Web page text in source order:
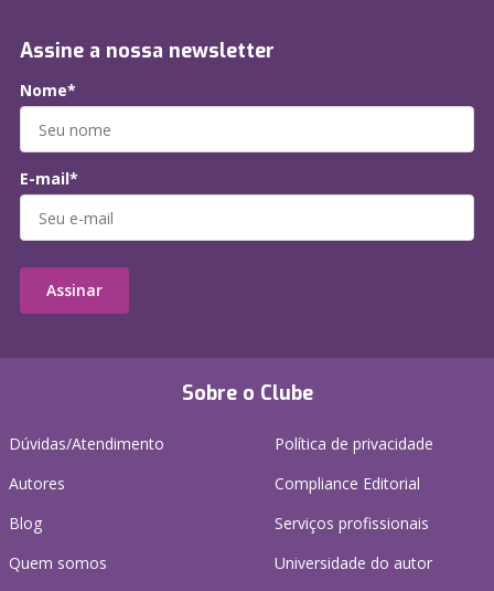
Sobre o Clube
Dúvidas/Atendimento
Autores
Blog
Quem somos
Política de privacidade
Compliance Editorial
Serviços profissionais
Universidade do autor
Assine a nossa newsletter
Nome*
E-mail*
Assinar